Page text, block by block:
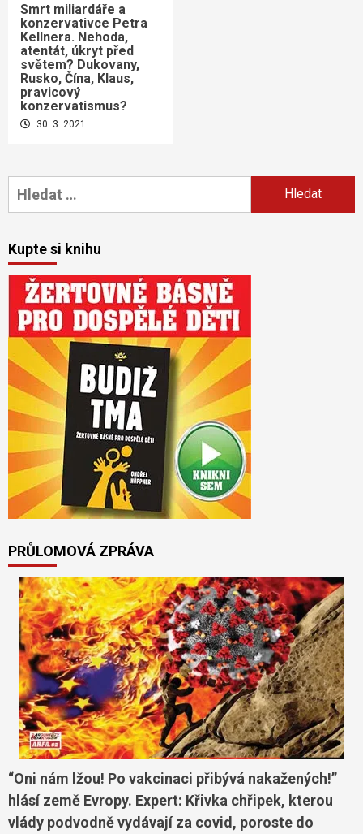
Smrt miliardáře a
konzervativce Petra
Kellnera. Nehoda,
atentát, úkryt před
světem? Dukovany,
Rusko, Čína, Klaus,
pravicový
konzervatismus?
30. 3. 2021
Vyhledávání
Kupte si knihu
PRŮLOMOVÁ ZPRÁVA
“Oni nám lžou! Po vakcinaci přibývá nakažených!”
hlásí země Evropy. Expert: Křivka chřipek, kterou
vlády podvodně vydávají za covid, poroste do